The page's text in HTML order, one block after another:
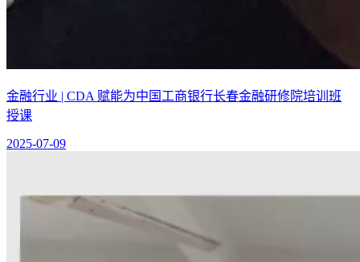
金融行业 | CDA 赋能为中国工商银行长春金融研修院培训班
授课
2025-07-09